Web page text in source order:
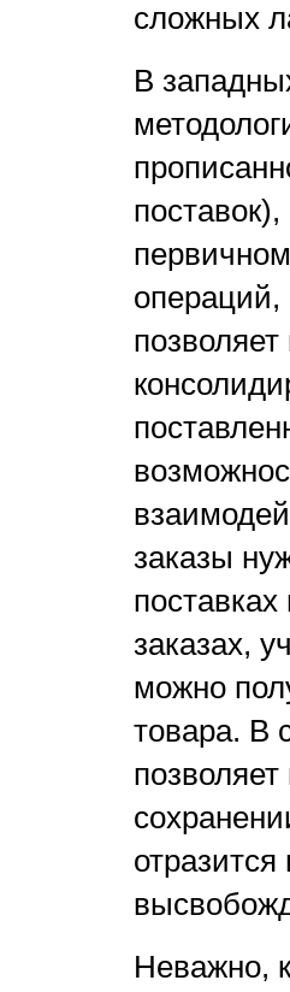
сложных
В
операций,
позволяет
заказы
заказах,
можно
товара. В
Неважно,